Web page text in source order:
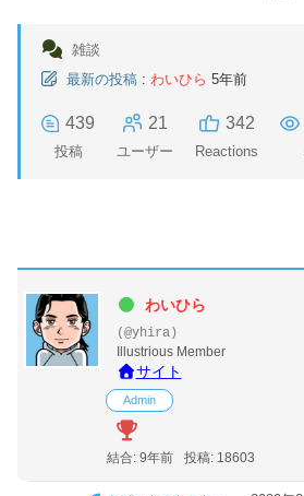
雑談
最新の投稿 : わいひら 5年前
439
投稿
21
ユーザー
342
Reactions
わいひら
(@yhira)
Illustrious Member
サイト
Admin
結合: 9年前 投稿: 18603